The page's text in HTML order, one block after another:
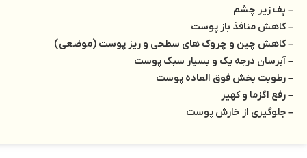
– پف زیر چشم
– کاهش منافذ باز پوست
– کاهش چین و چروک های سطحی و ریز پوست (موضعی)
– آبرسان درجه یک و بسیار سبک پوست
– رطوبت بخش فوق العاده پوست
– رفع اگزما و کهیر
– جلوگیری از خارش پوست